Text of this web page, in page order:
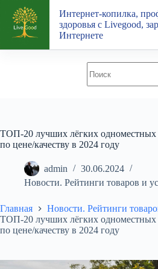
Перейти
сути
Интернет-копилка,
здоровья с Livegood,
Интернете
ТОП-20 лучших лёгких одноместных
по цене/качеству в 2024 году
admin
30.06.2024
Новости. Рейтинги товаров и
Главная
Новости. Рейтинги
ТОП-20 лучших лёгких одноместных
по цене/качеству в 2024 году